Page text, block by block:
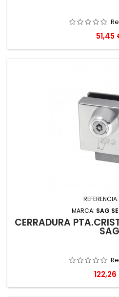
Precio
51,45
REFERENCIA:
MARCA: SAG
CERRADURA
SAG
Precio